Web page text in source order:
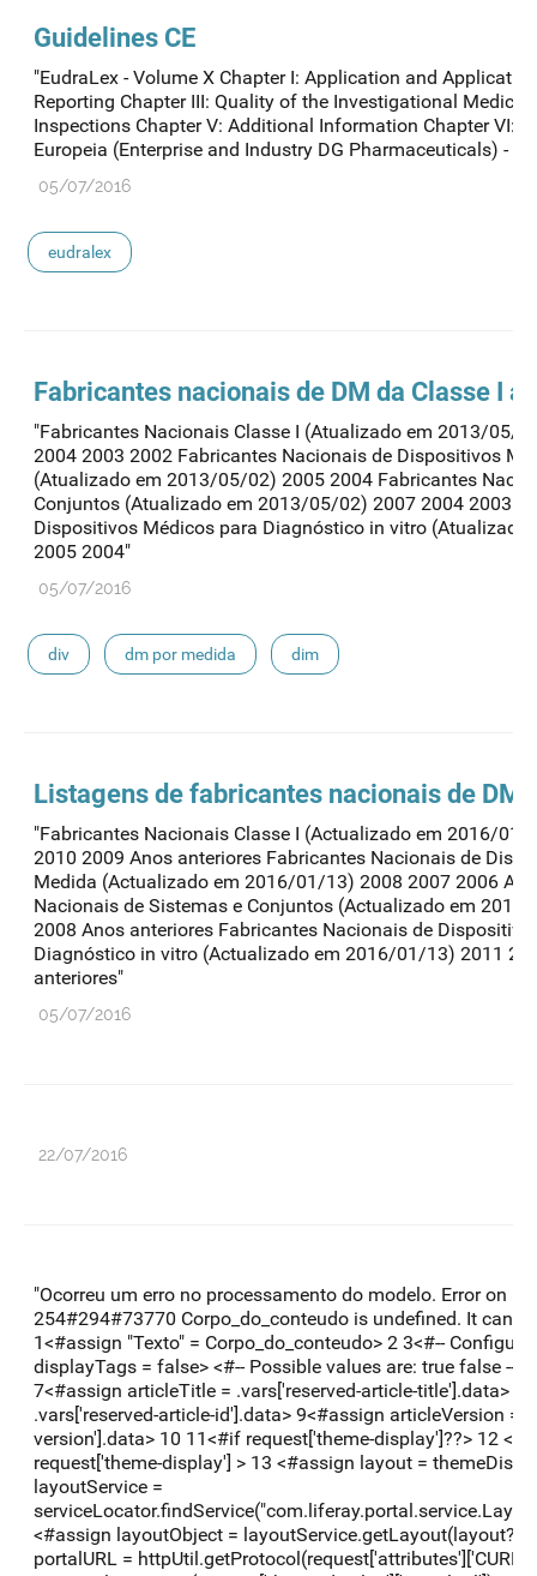
Guidelines CE
"EudraLex - Volume X Chapter I: Application and
Reporting Chapter III: Quality of the Investigational
Inspections Chapter V: Additional Information Chapter VI:
Europeia (Enterprise and Industry DG Pharmaceuticals) -
05/07/2016
eudralex
Fabricantes nacionais de DM da Classe I
"Fabricantes Nacionais Classe I (Atualizado em 2013/05/
2004 2003 2002 Fabricantes Nacionais de Dispositivos
(Atualizado em 2013/05/02) 2005 2004 Fabricantes
Conjuntos (Atualizado em 2013/05/02) 2007 2004 2003
Dispositivos Médicos para Diagnóstico in vitro
2005 2004"
05/07/2016
div dm por medida dim
Listagens de fabricantes nacionais de DM
"Fabricantes Nacionais Classe I (Actualizado em 2016/
2010 2009 Anos anteriores Fabricantes Nacionais de
Medida (Actualizado em 2016/01/13) 2008 2007 2006
Nacionais de Sistemas e Conjuntos (Actualizado em
2008 Anos anteriores Fabricantes Nacionais de
Diagnóstico in vitro (Actualizado em 2016/01/13) 2011
anteriores"
05/07/2016
22/07/2016
"Ocorreu um erro no processamento do modelo. Error on
254#294#73770 Corpo_do_conteudo is undefined. It
1<#assign "Texto" = Corpo_do_conteudo> 2 3<#--
displayTags = false> <#-- Possible values are: true false -->
7<#assign articleTitle = .vars['reserved-article-title'].data>
.vars['reserved-article-id'].data> 9<#assign articleVersion =
version'].data> 10 11<#if request['theme-display']??> 12
request['theme-display'] > 13 <#assign layout =
layoutService =
<#assign layoutObject =
portalURL =